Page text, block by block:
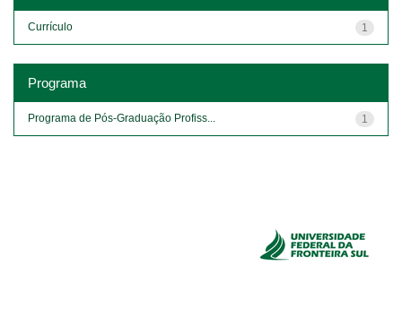
1
Currículo
Programa
1
Programa de Pós-Graduação Profiss...